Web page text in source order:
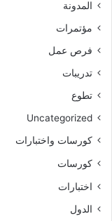
المدونة
مؤتمرات
فرص عمل
تدريبات
تطوع
Uncategorized
كورسات واختبارات
كورسات
اختبارات
الدول